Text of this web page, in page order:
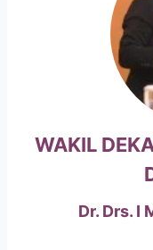
WAKIL
Dr. Drs. I